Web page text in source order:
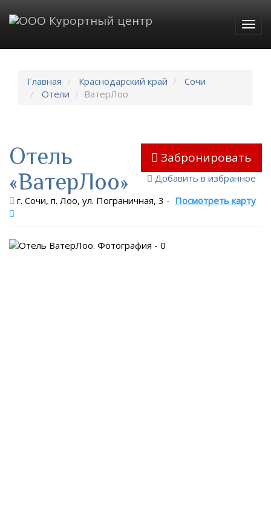
Главная Краснодарский край
Сочи
Отели
ВатерЛоо
Забронировать
Добавить в избранное
Отель
«ВатерЛоо»
г. Сочи, п. Лоо, ул. Пограничная, 3 - Посмотреть карту